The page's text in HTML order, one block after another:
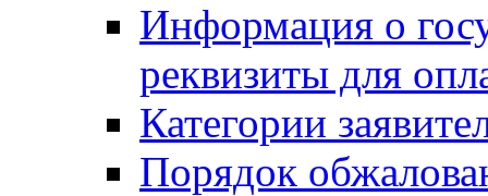
Информация о
реквизиты для
Категории
Порядок